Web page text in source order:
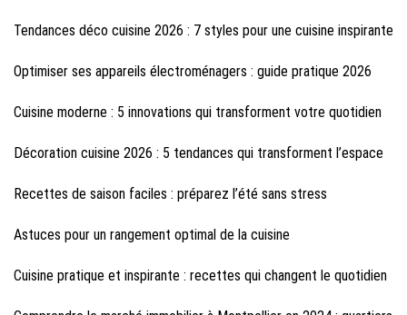
Tendances déco cuisine 2026 : 7 styles pour une cuisine inspirante
Optimiser ses appareils électroménagers : guide pratique 2026
Cuisine moderne : 5 innovations qui transforment votre quotidien
Décoration cuisine 2026 : 5 tendances qui transforment l’espace
Recettes de saison faciles : préparez l’été sans stress
Astuces pour un rangement optimal de la cuisine
Cuisine pratique et inspirante : recettes qui changent le quotidien